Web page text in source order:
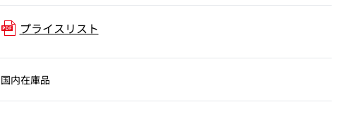
プライスリスト
国内在庫品